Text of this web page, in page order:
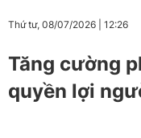
Thứ tư, 08/07/2026 12:26
Tăng cường
quyền lợi